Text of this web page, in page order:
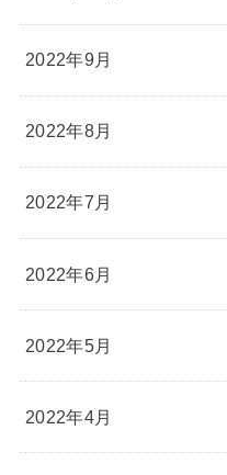
2022年9月
2022年8月
2022年7月
2022年6月
2022年5月
2022年4月